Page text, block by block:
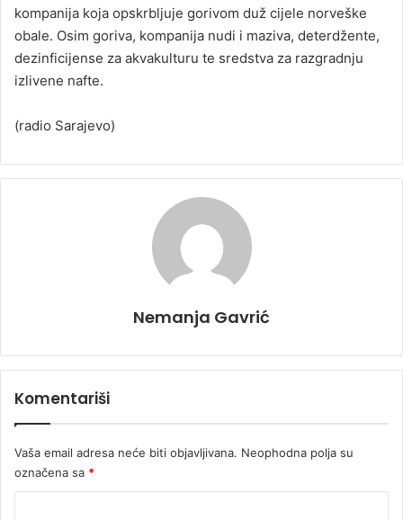
kompanija koja opskrbljuje gorivom duž cijele norveške
obale. Osim goriva, kompanija nudi i maziva, deterdžente,
dezinficijense za akvakulturu te sredstva za razgradnju
izlivene nafte.
(radio Sarajevo)
Nemanja Gavrić
Komentariši
Vaša email adresa neće biti objavljivana. Neophodna polja su
označena sa *